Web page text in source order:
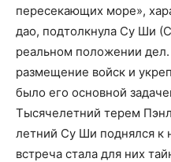
пересекающих море»,
дао, подтолкнула Су Ши
реальном положении
размещение войск и
было его основной
Тысячелетний терем
летний Су Ши поднялся к
встреча стала для них